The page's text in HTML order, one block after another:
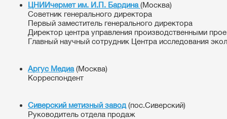
ЦНИИчермет им. И.П. Бардина(Москва)
Советник генерального директора
Первый заместитель генерального директора
Директор центра управления производственными
Главный научный сотрудник Центра исследования
Аргус Медиа(Москва)
Корреспондент
Сиверский метизный завод(пос.Сиверский)
Руководитель отдела продаж